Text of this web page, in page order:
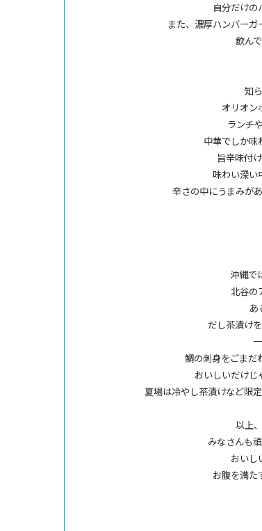
自分だけの
また、濃厚ハンバー
飲ん
知
オリオン
ランチ
中華でしか味
旨辛味付
味わい深い
辛さの中にうまみが
沖縄で
北谷の
あ
だし茶漬け
鯛の刺身をごま
おいしいだけじ
夏場は冷やし茶漬けなど限
以上
みなさんも
おいし
お腹を満た